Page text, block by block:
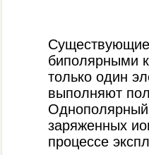
биполярными
только один
выполняют
Однополярный
заряженных
процессе